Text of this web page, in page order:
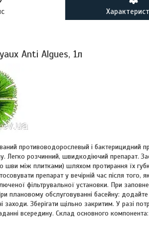
Anti Algues, 1л
противоводорослевый і бактерицидний
Легко розчинний, швидкодіючий препарат.
шви між плитками) шляхом протирання їх
препарат у вечірній час після того,
фільтрувальної установки. При
плановому обслуговуванні басейну:
заходи. Зберігати щільно закритим. У разі
всередину. Склад основного компонента: